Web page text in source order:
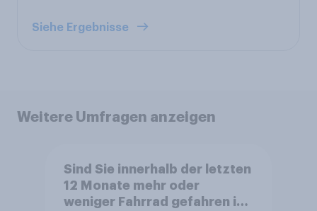
Siehe Ergebnisse
Weitere Umfragen anzeigen
Sind Sie innerhalb der letzten
12 Monate mehr oder
weniger Fahrrad gefahren im